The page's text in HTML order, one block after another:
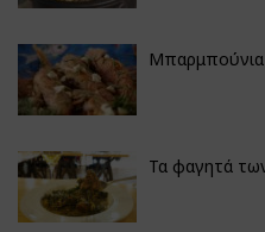
Μπαρμπούνια
Τα φαγητά